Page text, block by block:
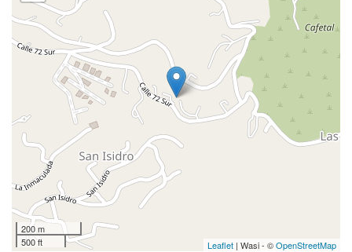
200 m
500 ft
Leaflet | Wasi - ©OpenStreetMap